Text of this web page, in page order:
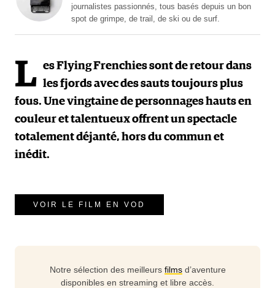
journalistes passionnés, tous basés depuis un bon
spot de grimpe, de trail, de ski ou de surf.
L es Flying Frenchies sont de retour dans
les fjords avec des sauts toujours plus
fous. Une vingtaine de personnages hauts en
couleur et talentueux offrent un spectacle
totalement déjanté, hors du commun et
inédit.
VOIR LE FILM EN VOD
Notre sélection des meilleurs filmsd’aventure
disponibles en streaming et libre accès.